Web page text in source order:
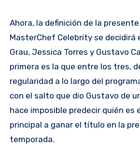
Ahora, la definición de la
MasterChef Celebrity se decidirá
Grau, Jessica Torres y Gustavo
primera es la que entre los tres,
regularidad a lo largo del
con el salto que dio Gustavo de
hace imposible predecir quién es
principal a ganar el título en la
temporada.